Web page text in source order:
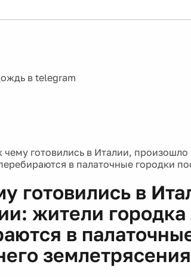
чему готовились в Италии,
в палаточные городки
готовились в
жители
в